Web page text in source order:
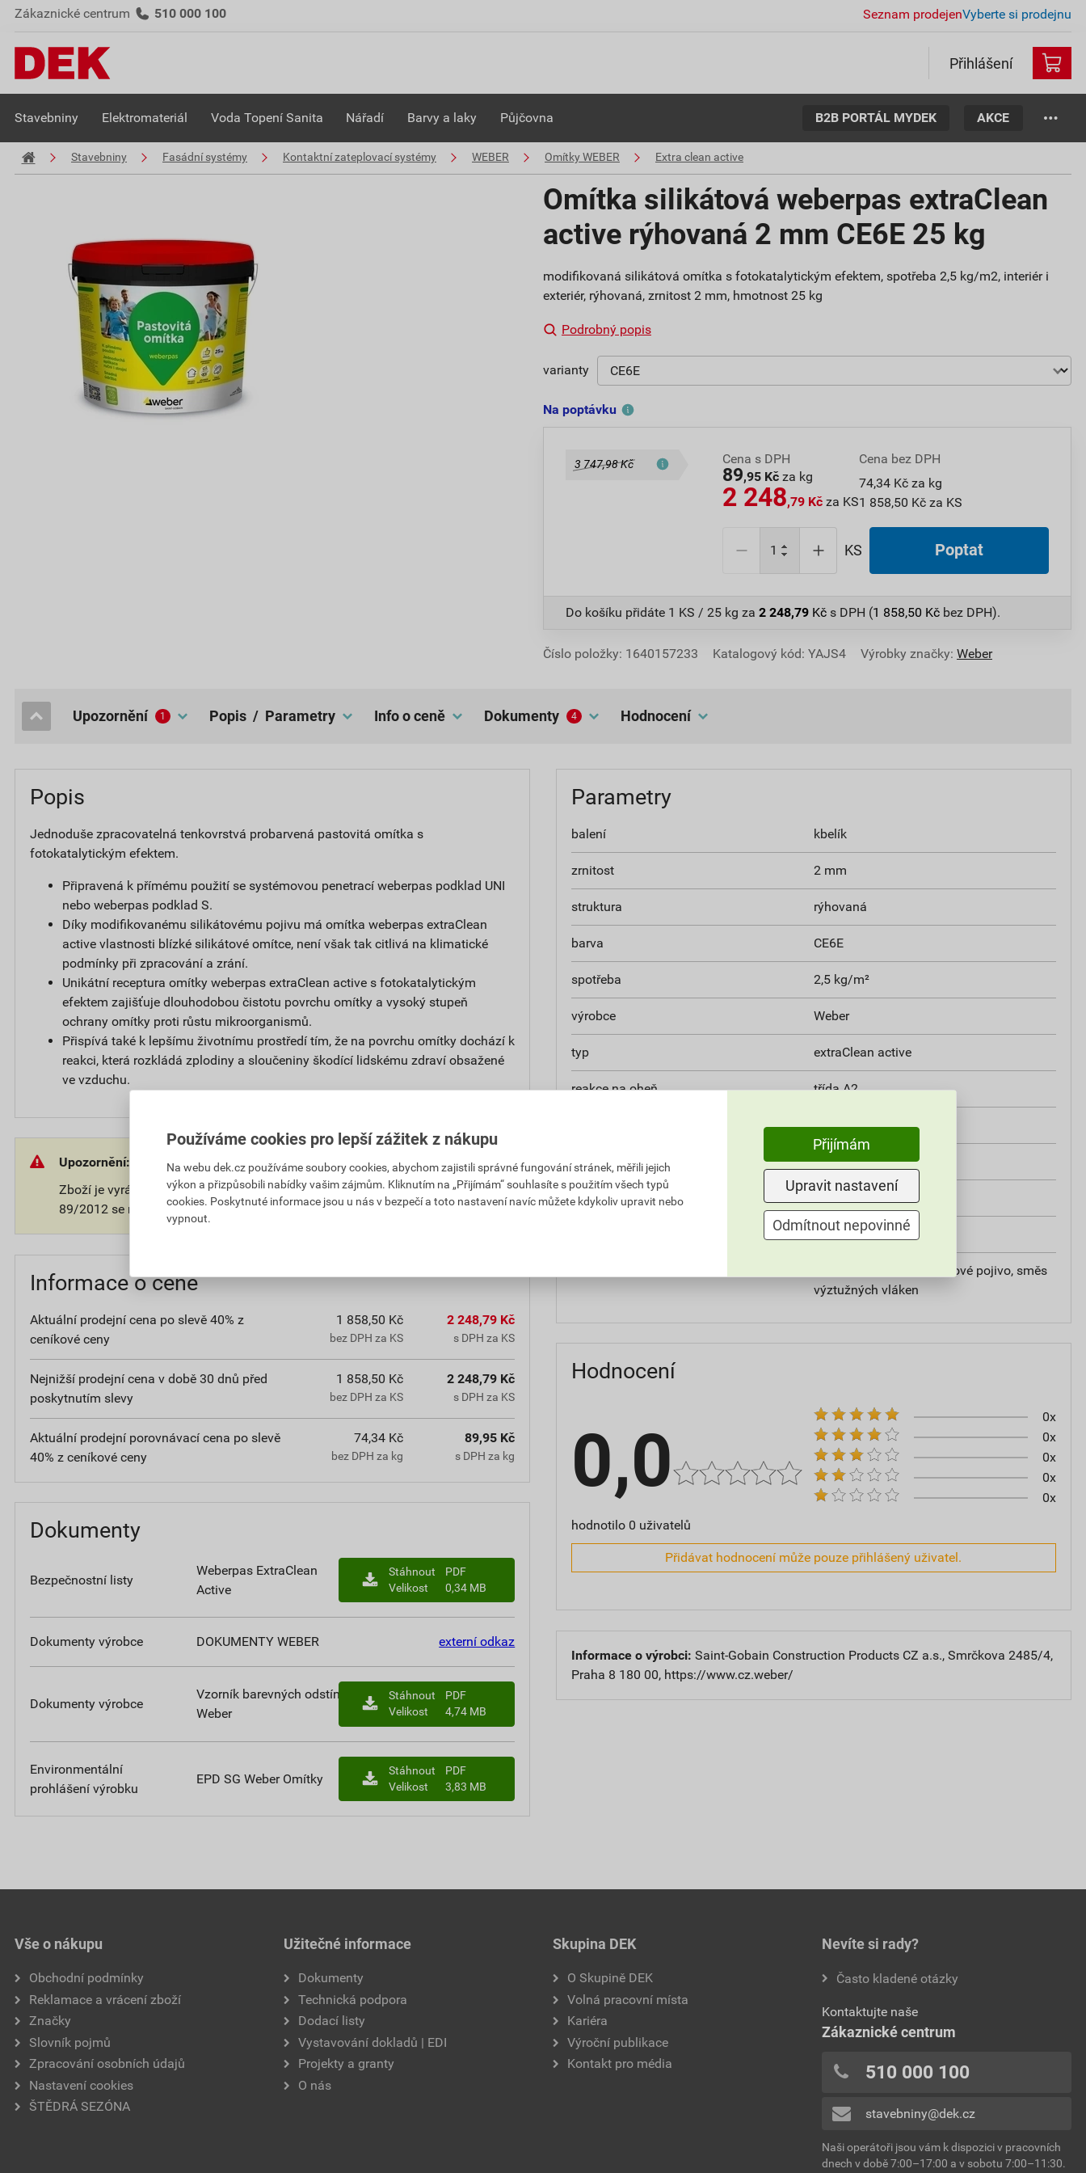
Zákaznické centrum 510 000 100 Seznam prodejenVyberte si prodejnu
Přihlášení
Stavebniny Elektromateriál Voda Topení Sanita Nářadí Barvy a laky Půjčovna B2B PORTÁL MYDEK AKCE
Stavebniny Fasádní systémy Kontaktní zateplovací systémy WEBER Omítky WEBER Extra clean active
Omítka silikátová weberpas extraClean
active rýhovaná 2 mm CE6E 25 kg
modifikovaná silikátová omítka s fotokatalytickým efektem, spotřeba 2,5 kg/m2, interiér i
exteriér, rýhovaná, zrnitost 2 mm, hmotnost 25 kg
Podrobný popis
varianty
Na poptávku
3 747,98 Kč Cena s DPH
89,95 Kč za kg
2 248,79 Kč za KS
Cena bez DPH
74,34 Kč za kg
1 858,50 Kč za KS
KS Poptat
Do košíku přidáte 1 KS / 25 kg za 2 248,79 Kč s DPH (1 858,50 Kč bez DPH).
Číslo položky: 1640157233 Katalogový kód: YAJS4 Výrobky značky: Weber
popis / Parametry
upozornění 1 Info o ceně dokumenty 4 hodnocení
Popis
Jednoduše zpracovatelná tenkovrstvá probarvená pastovitá omítka s
fotokatalytickým efektem.
Připravená k přímému použití se systémovou penetrací weberpas podklad UNI
nebo weberpas podklad S.
Díky modifikovanému silikátovému pojivu má omítka weberpas extraClean
active vlastnosti blízké silikátové omítce, není však tak citlivá na klimatické
podmínky při zpracování a zrání.
Unikátní receptura omítky weberpas extraClean active s fotokatalytickým
efektem zajišťuje dlouhodobou čistotu povrchu omítky a vysoký stupeň
ochrany omítky proti růstu mikroorganismů.
Přispívá také k lepšímu životnímu prostředí tím, že na povrchu omítky dochází k
reakci, která rozkládá zplodiny a sloučeniny škodící lidskému zdraví obsažené
ve vzduchu.
Upozornění:
Zboží je vyráběno na přání zákazníka. V souladu s občanským zákoníkem č.
89/2012 se na takové zboží nevztahuje 14-ti denní ochranná lhůta.
Informace o ceně
Aktuální prodejní cena po slevě 40% z
ceníkové ceny
1 858,50 Kč
bez DPH za KS
2 248,79 Kč
s DPH za KS
Nejnižší prodejní cena v době 30 dnů před
poskytnutím slevy
1 858,50 Kč
bez DPH za KS
2 248,79 Kč
s DPH za KS
Aktuální prodejní porovnávací cena po slevě
40% z ceníkové ceny
74,34 Kč
bez DPH za kg
89,95 Kč
s DPH za kg
Dokumenty
Bezpečnostní listy
Weberpas ExtraClean
Active
Stáhnout
PDF
Velikost
0,34 MB
Dokumenty výrobce DOKUMENTY WEBER externí odkaz
Dokumenty výrobce
Vzorník barevných odstínů
Weber
Stáhnout
PDF
Velikost
4,74 MB
Environmentální
prohlášení výrobku
EPD SG Weber Omítky
Stáhnout
PDF
Velikost
3,83 MB
Parametry
balení kbelík
zrnitost 2 mm
struktura rýhovaná
barva CE6E
spotřeba 2,5 kg/m²
výrobce Weber
typ extraClean active
reakce na oheň třída A2
od +5°C do +25°C
hmotnost 25 kg
typ výrobku
20
vápencové plnivo, silikátové pojivo, směs
výztužných vláken
Hodnocení
0,0
hodnotilo 0 uživatelů
0x
0x
0x
0x
0x
Přidávat hodnocení může pouze přihlášený uživatel.
Informace o výrobci: Saint-Gobain Construction Products CZ a.s., Smrčkova 2485/4,
Praha 8 180 00, https://www.cz.weber/
Vše o nákupu
Obchodní podmínky
Reklamace a vrácení zboží
Značky
Slovník pojmů
Zpracování osobních údajů
Nastavení cookies
ŠTĚDRÁ SEZÓNA
Užitečné informace
Dokumenty
Technická podpora
Dodací listy
Vystavování dokladů | EDI
Projekty a granty
O nás
Skupina DEK
O Skupině DEK
Volná pracovní místa
Kariéra
Výroční publikace
Kontakt pro média
Nevíte si rady?
Často kladené otázky
Kontaktujte naše
Zákaznické centrum
510 000 100
stavebniny@dek.cz
Naši operátoři jsou vám k dispozici v pracovních
dnech v době 7:00–17:00 a v sobotu 7:00–11:30.
Používáme cookies pro lepší zážitek z nákupu
Na webu dek.cz používáme soubory cookies, abychom zajistili správné fungování stránek, měřili jejich
výkon a přizpůsobili nabídky vašim zájmům. Kliknutím na „Přijímám“ souhlasíte s použitím všech typů
cookies. Poskytnuté informace jsou u nás v bezpečí a toto nastavení navíc můžete kdykoliv upravit nebo
vypnout.
Přijímám
Upravit nastavení
Odmítnout nepovinné